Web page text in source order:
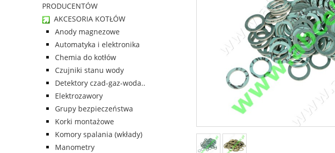
PRODUCENTÓW
AKCESORIA KOTŁÓW
Anody magnezowe
Automatyka i elektronika
Chemia do kotłów
Czujniki stanu wody
Detektory czad-gaz-woda..
Elektrozawory
Grupy bezpieczeństwa
Korki montażowe
Komory spalania (wkłady)
Manometry